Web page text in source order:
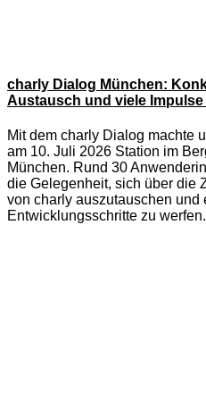
charly Dialog München:
Austausch und viele
Mit dem charly Dialog machte
am 10. Juli 2026 Station im
München. Rund 30
die Gelegenheit, sich über die
von charly auszutauschen
Entwicklungsschritte zu werfen.